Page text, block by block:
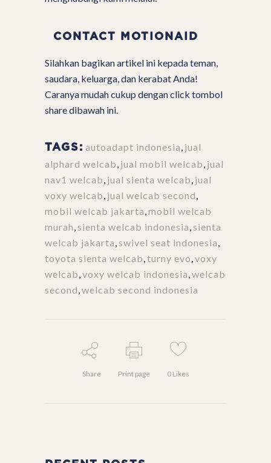
CONTACT MOTIONAID
Silahkan bagikan artikel ini kepada teman,
saudara, keluarga, dan kerabat Anda!
Caranya mudah cukup dengan click tombol
share dibawah ini.
TAGS: autoadapt indonesia jual
alphard welcab jual mobil welcab jual
nav1 welcab jual sienta welcab jual
voxy welcab jual welcab second
mobil welcab jakarta mobil welcab
murah sienta welcab indonesia sienta
welcab jakarta swivel seat indonesia
toyota sienta welcab turny evo voxy
welcab voxy welcab indonesia welcab
second welcab second indonesia
Share Print page 0 Likes